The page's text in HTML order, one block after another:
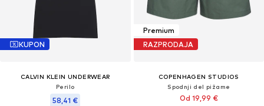
KUPON
CALVIN KLEIN UNDERWEAR
Perilo
58,41 €
Premium
RAZPRODAJA
COPENHAGEN STUDIOS
Spodnji del pižame
Od 19,99 €